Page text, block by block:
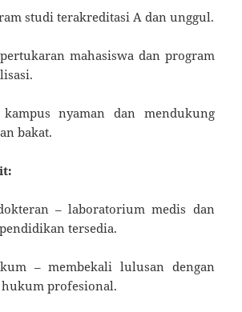
studi terakreditasi A dan unggul.
mahasiswa dan program
nyaman dan mendukung
bakat.
– laboratorium medis dan
tersedia.
– membekali lulusan dengan
profesional.